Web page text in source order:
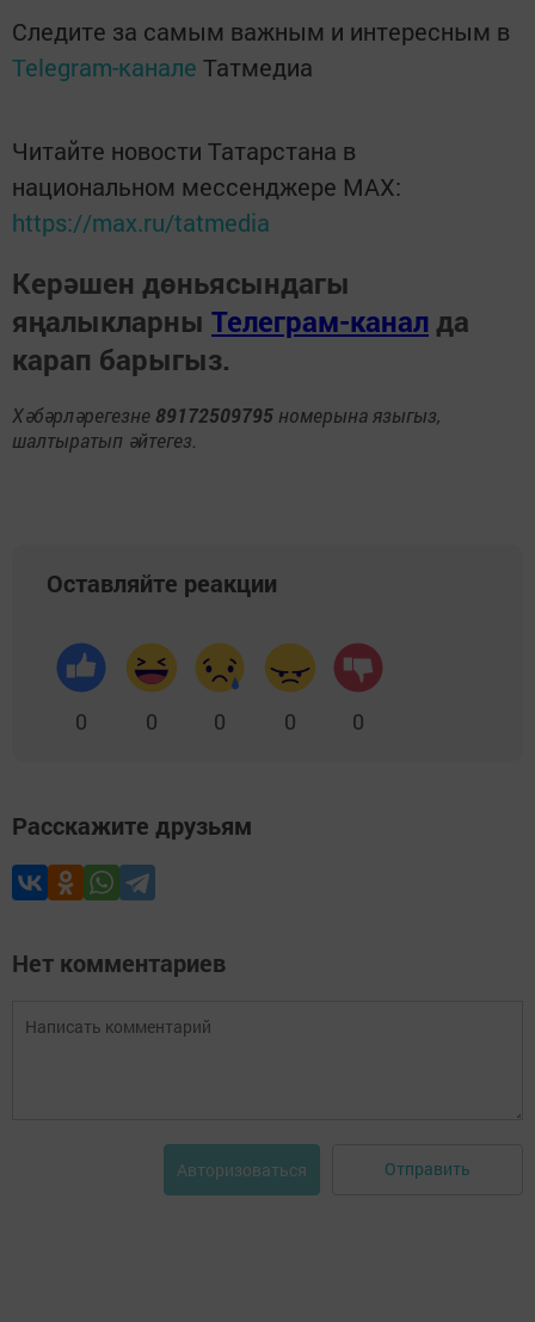
Следите за самым важным и интересным в
Telegram-канале Татмедиа
Читайте новости Татарстана в
национальном мессенджере MАХ:
https://max.ru/tatmedia
Керәшен дөньясындагы
яңалыкларны Телеграм-канал да
карап барыгыз.
Хәбәрләрегезне 89172509795 номерына языгыз,
шалтыратып әйтегез.
Оставляйте реакции
0 0 0 0 0
Расскажите друзьям
Нет комментариев
Авторизоваться Отправить